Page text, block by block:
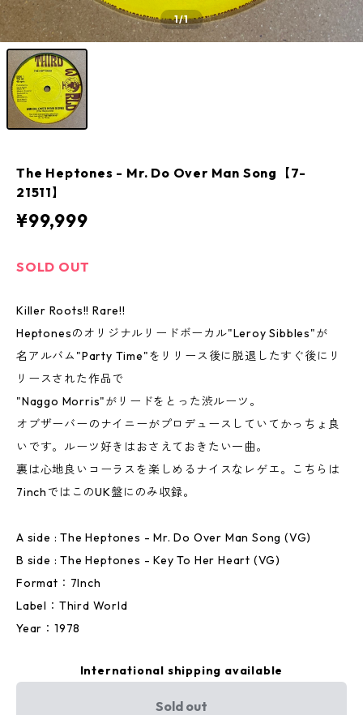
1/1
The Heptones - Mr. Do Over Man Song【7-
21511】
¥99,999
SOLD OUT
Killer Roots!! Rare!!
Heptonesのオリジナルリードボーカル"Leroy Sibbles"が
名アルバム"Party Time"をリリース後に脱退したすぐ後にリ
リースされた作品で
"Naggo Morris"がリードをとった渋ルーツ。
オブザーバーのナイニーがプロデュースしていてかっちょ良
いです。ルーツ好きはおさえておきたい一曲。
裏は心地良いコーラスを楽しめるナイスなレゲエ。こちらは
7inchではこのUK盤にのみ収録。
A side : The Heptones - Mr. Do Over Man Song (VG)
B side : The Heptones - Key To Her Heart (VG)
Format：7Inch
Label：Third World
Year：1978
International shipping available
Sold out